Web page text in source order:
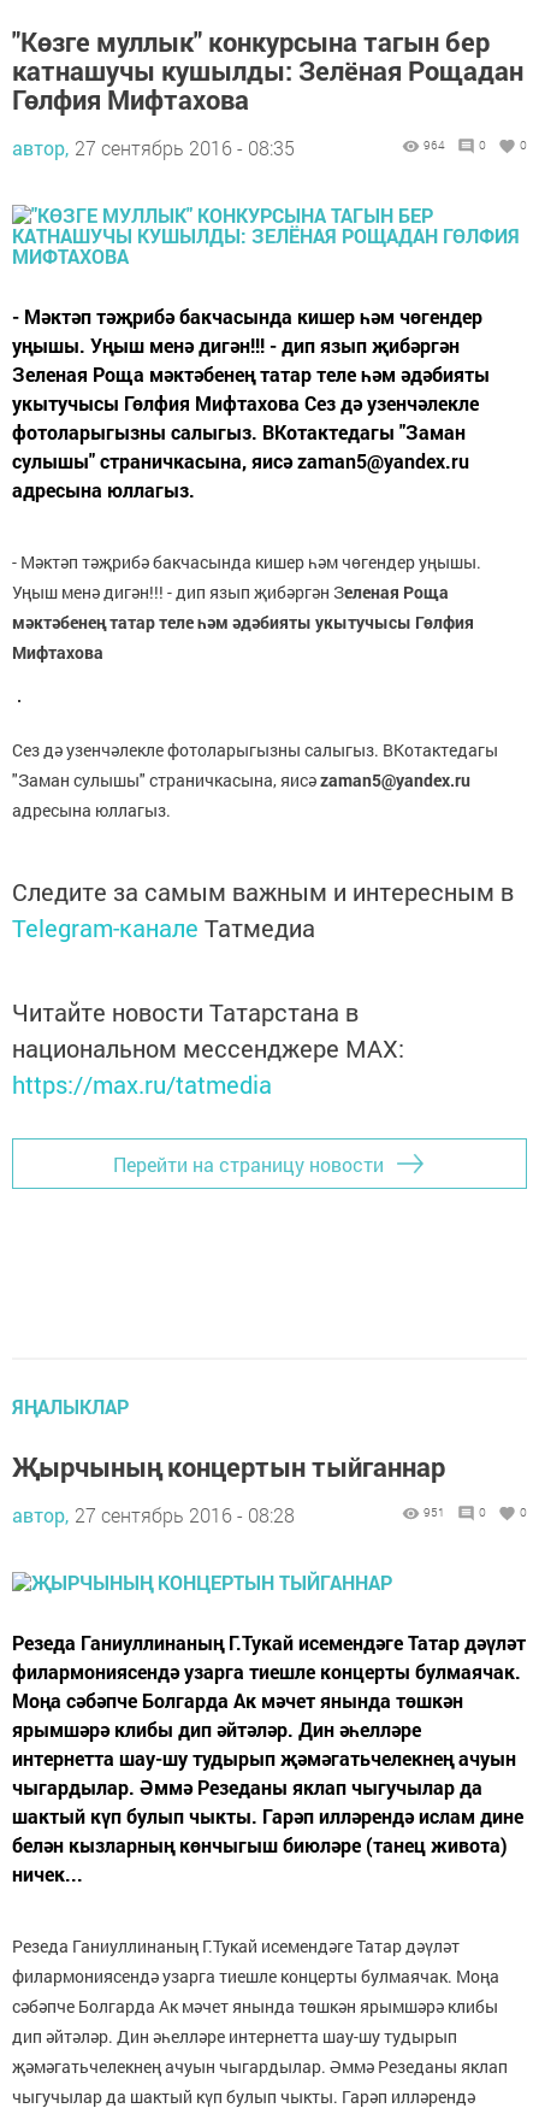
"Көзге муллык" конкурсына тагын бер
катнашучы кушылды: Зелёная Рощадан
Гөлфия Мифтахова
автор, 27 сентябрь 2016 - 08:35 964 0 0
- Мәктәп тәҗрибә бакчасында кишер һәм чөгендер
уңышы. Уңыш менә дигән!!! - дип язып җибәргән
Зеленая Роща мәктәбенең татар теле һәм әдәбияты
укытучысы Гөлфия Мифтахова Сез дә узенчәлекле
фотоларыгызны салыгыз. ВКотактедагы "Заман
сулышы" страничкасына, яисә zaman5@yandex.ru
адресына юллагыз.
- Мәктәп тәҗрибә бакчасында кишер һәм чөгендер уңышы.
Уңыш менә дигән!!! - дип язып җибәргән Зеленая Роща
мәктәбенең татар теле һәм әдәбияты укытучысы Гөлфия
Мифтахова
Сез дә узенчәлекле фотоларыгызны салыгыз. ВКотактедагы
"Заман сулышы" страничкасына, яисәzaman5@yandex.ru
адресына юллагыз.
Следите за самым важным и интересным в
Telegram-канале Татмедиа
Читайте новости Татарстана в
национальном мессенджере MАХ:
https://max.ru/tatmedia
Перейти на страницу новости
ЯҢАЛЫКЛАР
Җырчының концертын тыйганнар
автор, 27 сентябрь 2016 - 08:28 951 0 0
Резеда Ганиуллинаның Г.Тукай исемендәге Татар дәүләт
филармониясендә узарга тиешле концерты булмаячак.
Моңа сәбәпче Болгарда Ак мәчет янында төшкән
ярымшәрә клибы дип әйтәләр. Дин әһелләре
интернетта шау-шу тудырып җәмәгатьчелекнең ачуын
чыгардылар. Әммә Резеданы яклап чыгучылар да
шактый күп булып чыкты. Гарәп илләрендә ислам дине
белән кызларның көнчыгыш биюләре (танец живота)
ничек...
Резеда Ганиуллинаның Г.Тукай исемендәге Татар дәүләт
филармониясендә узарга тиешле концерты булмаячак. Моңа
сәбәпче Болгарда Ак мәчет янында төшкән ярымшәрә клибы
дип әйтәләр. Дин әһелләре интернетта шау-шу тудырып
җәмәгатьчелекнең ачуын чыгардылар. Әммә Резеданы яклап
чыгучылар да шактый күп булып чыкты. Гарәп илләрендә